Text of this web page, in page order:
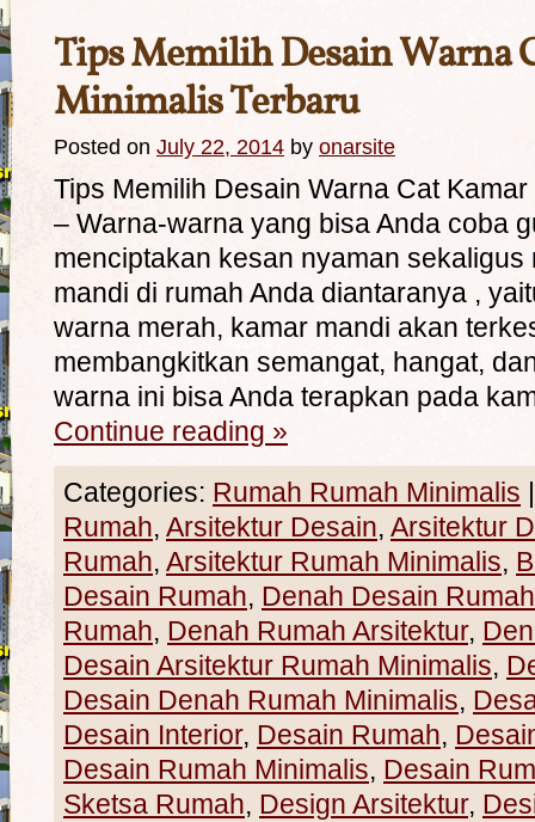
Tips Memilih Desain Warna
Minimalis Terbaru
Posted on July 22, 2014 by onarsite
Tips Memilih Desain Warna Cat
– Warna-warna yang bisa Anda coba
menciptakan kesan nyaman
mandi di rumah Anda diantaranya ,
warna merah, kamar mandi akan
membangkitkan semangat, hangat,
warna ini bisa Anda terapkan pada
Continue reading »
Categories: Rumah Rumah Minimalis |
Rumah, Arsitektur Desain, Arsitektur
Rumah, Arsitektur Rumah Minimalis,
Desain Rumah, Denah Desain
Rumah, Denah Rumah Arsitektur,
Desain Arsitektur Rumah Minimalis,
Desain Denah Rumah Minimalis,
Desain Interior, Desain Rumah,
Desain Rumah Minimalis, Desain
Sketsa Rumah, Design Arsitektur,